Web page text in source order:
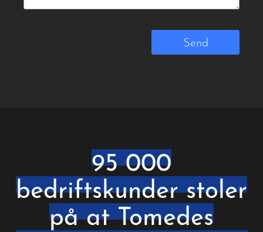
95 000
bedriftskunder stoler
på at Tomedes